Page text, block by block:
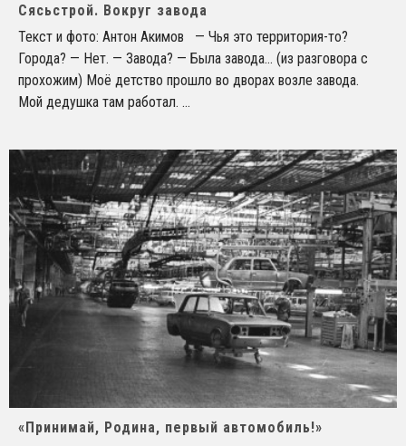
Сясьстрой. Вокруг завода
Текст и фото: Антон Акимов — Чья это территория-то?
Города? — Нет. — Завода? — Была завода... (из разговора с
прохожим) Моё детство прошло во дворах возле завода.
Мой дедушка там работал. ...
«Принимай, Родина, первый автомобиль!»